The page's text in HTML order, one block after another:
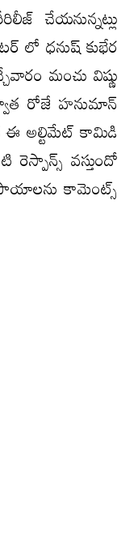
చేయనున్నట్లు
లో ధనుష్ కుభేర
మంచు విష్ణు
రోజే హనుమాన్
ఈ అల్టిమేట్ కామిడి
రెస్పాన్స్ వస్తుందో
కామెంట్స్